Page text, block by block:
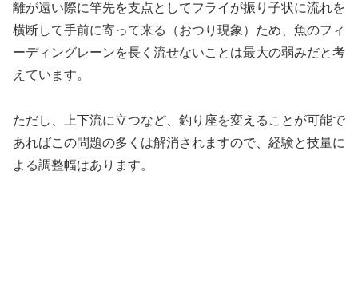
離が遠い際に竿先を支点としてフライが振り子状に流れを
横断して手前に寄って来る（おつり現象）ため、魚のフィ
ーディングレーンを長く流せないことは最大の弱みだと考
えています。
ただし、上下流に立つなど、釣り座を変えることが可能で
あればこの問題の多くは解消されますので、経験と技量に
よる調整幅はあります。